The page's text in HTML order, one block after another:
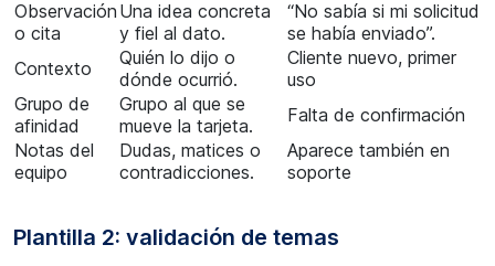
Observación
o cita
Una idea concreta
y fiel al dato.
“No sabía si mi solicitud
se había enviado”.
Contexto
Quién lo dijo o
dónde ocurrió.
Cliente nuevo, primer
uso
Grupo de
afinidad
Grupo al que se
mueve la tarjeta.
Falta de confirmación
Notas del
equipo
Dudas, matices o
contradicciones.
Aparece también en
soporte
Plantilla 2: validación de temas